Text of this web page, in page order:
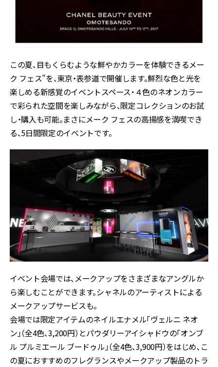
この夏、目もくらむような鮮やかカラーを体験できるメー
ク フェス”を、東京・表参道で開催します。鮮烈な色と光を
楽しめる新感覚のイベントスペース・４色のネオンカラー
で彩られた空間を楽しみながら、限定コレクションのお試
し・購入も可能。まさにメーク フェスの高揚感を満喫でき
る、5日間限定のイベントです。
イベント会場では、メークアップをさまざまなアングルか
ら楽しむことができます。シャネルのアーティストによる
メークアップサービスも。
会場では限定アイテムのネイルエナメル「ヴェルニ ネオ
ン」（全4色、3,200円）とパウダリーアイシャドウの「オンブ
ル プルミエール ブードゥル」（全4色、3,900円）をはじめ、こ
の夏におすすめのフレグランスやメークアップ製品のトラ